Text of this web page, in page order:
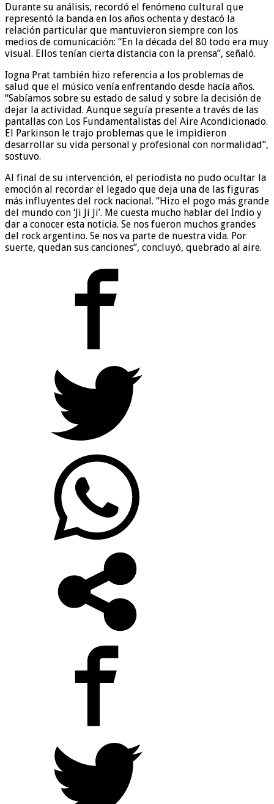
Durante su análisis, recordó el fenómeno cultural que
representó la banda en los años ochenta y destacó la
relación particular que mantuvieron siempre con los
medios de comunicación: “En la década del 80 todo era muy
visual. Ellos tenían cierta distancia con la prensa”, señaló.
Iogna Prat también hizo referencia a los problemas de
salud que el músico venía enfrentando desde hacía años.
“Sabíamos sobre su estado de salud y sobre la decisión de
dejar la actividad. Aunque seguía presente a través de las
pantallas con Los Fundamentalistas del Aire Acondicionado.
El Parkinson le trajo problemas que le impidieron
desarrollar su vida personal y profesional con normalidad”,
sostuvo.
Al final de su intervención, el periodista no pudo ocultar la
emoción al recordar el legado que deja una de las figuras
más influyentes del rock nacional. “Hizo el pogo más grande
del mundo con ‘Ji Ji Ji’. Me cuesta mucho hablar del Indio y
dar a conocer esta noticia. Se nos fueron muchos grandes
del rock argentino. Se nos va parte de nuestra vida. Por
suerte, quedan sus canciones”, concluyó, quebrado al aire.